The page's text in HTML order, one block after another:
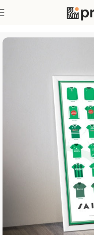
Affiches Sports